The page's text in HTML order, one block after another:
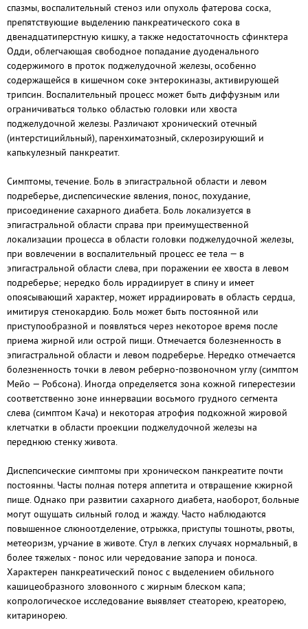
спазмы, воспалительный стеноз или опухоль фатерова соска,
препятствующие выделению панкреатического сока в
двенадцатиперстную кишку, а также недостаточность сфинктера
Одди, облегчающая свободное попадание дуоденального
содержимого в проток поджелудочной железы, особенно
содержащейся в кишечном соке энтерокиназы, активирующей
трипсин. Воспалительный процесс может быть диффузным или
ограничиваться только областью головки или хвоста
поджелудочной железы. Различают хронический отечный
(интерстицийльный), паренхиматозный, склерозирующий и
капькулезный панкреатит.
Симптомы, течение. Боль в эпигастральной области и левом
подреберье, диспепсические явления, понос, похудание,
присоединение сахарного диабета. Боль локализуется в
эпигастральной области справа при преимущественной
локализации процесса в области головки поджелудочной железы,
при вовлечении в воспалительный процесс ее тела — в
эпигастральной области слева, при поражении ее хвоста в левом
подреберье; нередко боль иррадиирует в спину и имеет
опоясывающий характер, может иррадиировать в область сердца,
имитируя стенокардию. Боль может быть постоянной или
приступообразной и появляться через некоторое время после
приема жирной или острой пищи. Отмечается болезненность в
эпигастральной области и левом подреберье. Нередко отмечается
болезненность точки в левом реберно-позвоночном углу (симптом
Мейо — Робсона). Иногда определяется зона кожной гиперестезии
соответственно зоне иннервации восьмого грудного сегмента
слева (симптом Кача) и некоторая атрофия подкожной жировой
клетчатки в области проекции поджелудочной железы на
переднюю стенку живота.
Диспепсические симптомы при хроническом панкреатите почти
постоянны. Часты полная потеря аппетита и отвращение кжирной
пище. Однако при развитии сахарного диабета, наоборот, больные
могут ощущать сильный голод и жажду. Часто наблюдаются
повышенное слюноотделение, отрыжка, приступы тошноты, рвоты,
метеоризм, урчание в животе. Стул в легких случаях нормальный, в
более тяжелых - понос или чередование запора и поноса.
Характерен панкреатический понос с выделением обильного
кашицеобразного зловонного с жирным блеском капа;
копрологическое исследование выявляет стеаторею, креаторею,
китаринорею.